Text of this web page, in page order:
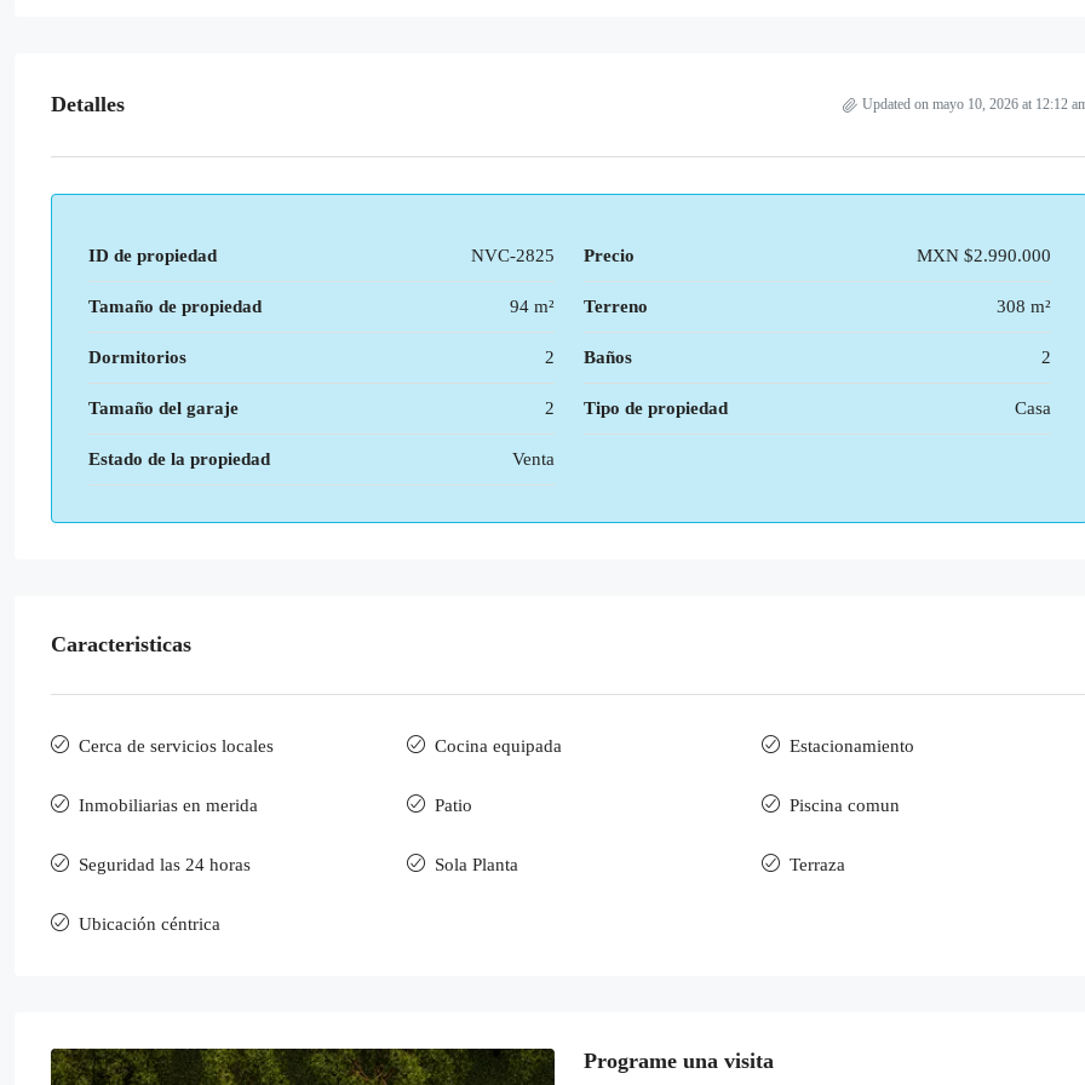
Detalles Updated on mayo 10, 2026 at 12:12
ID de propiedad NVC-2825 Precio MXN$2.990.000
Tamaño de propiedad 94 m² Terreno 308 m²
Dormitorios 2 Baños 2
Tamaño del garaje 2 Tipo de propiedad Casa
Estado de la propiedad Venta
Caracteristicas
Cerca de servicios locales Cocina equipada Estacionamiento
Inmobiliarias en merida Patio Piscina comun
Seguridad las 24 horas Sola Planta Terraza
Ubicación céntrica
Programe una visita